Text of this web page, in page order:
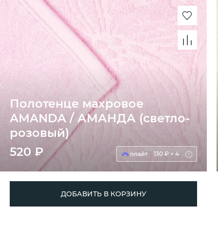
Полотенце махровое
AMANDA / АМАНДА (светло-
розовый)
520 ₽
130 ₽ × 4
ДОБАВИТЬ В КОРЗИНУ